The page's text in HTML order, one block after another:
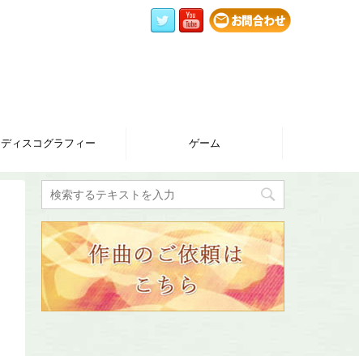
ディスコグラフィー ゲーム